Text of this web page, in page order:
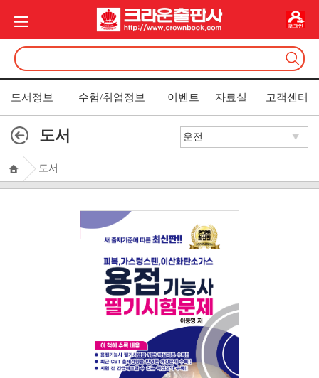
도서정보 수험/취업정보 이벤트 자료실 고객센터
도서
도서